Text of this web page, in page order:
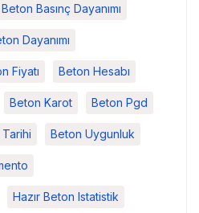
Beton Basınç Dayanımı
Dayanımı
Fiyatı Beton Hesabı
Beton Karot Beton Pgd
Beton Uygunluk
Hazır Beton Istatistik